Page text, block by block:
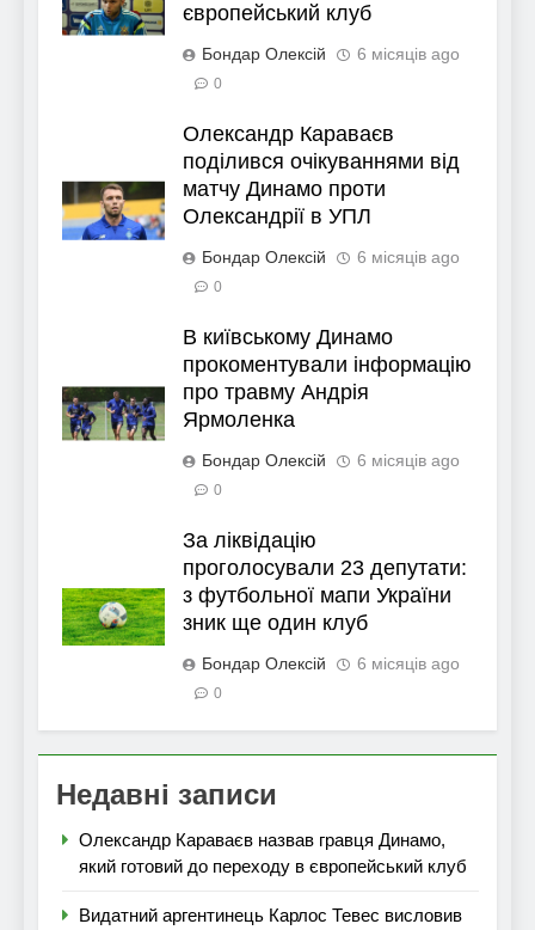
європейський клуб
Бондар Олексій 6 місяців ago
0
Олександр Караваєв
поділився очікуваннями від
матчу Динамо проти
Олександрії в УПЛ
Бондар Олексій 6 місяців ago
0
В київському Динамо
прокоментували інформацію
про травму Андрія
Ярмоленка
Бондар Олексій 6 місяців ago
0
За ліквідацію
проголосували 23 депутати:
з футбольної мапи України
зник ще один клуб
Бондар Олексій 6 місяців ago
0
Недавні записи
Олександр Караваєв назвав гравця Динамо,
який готовий до переходу в європейський клуб
Видатний аргентинець Карлос Тевес висловив